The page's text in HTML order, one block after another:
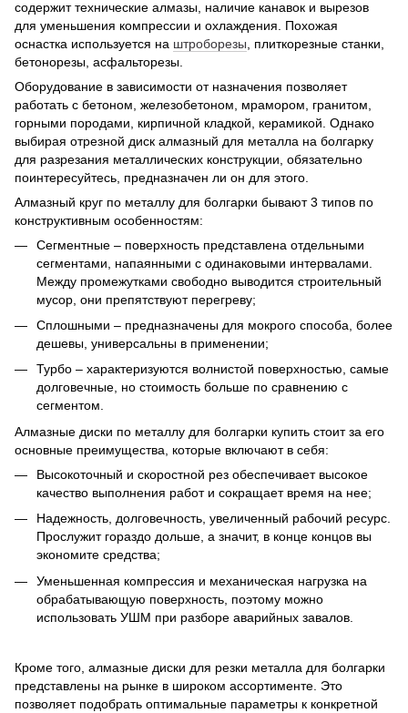
содержит технические алмазы, наличие канавок и вырезов
для уменьшения компрессии и охлаждения. Похожая
оснастка используется на штроборезы , плиткорезные станки,
бетонорезы, асфальторезы.
Оборудование в зависимости от назначения позволяет
работать с бетоном, железобетоном, мрамором, гранитом,
горными породами, кирпичной кладкой, керамикой. Однако
выбирая отрезной диск алмазный для металла на болгарку
для разрезания металлических конструкции, обязательно
поинтересуйтесь, предназначен ли он для этого.
Алмазный круг по металлу для болгарки бывают 3 типов по
конструктивным особенностям:
Сегментные – поверхность представлена отдельными
сегментами, напаянными с одинаковыми интервалами.
Между промежутками свободно выводится строительный
мусор, они препятствуют перегреву;
Сплошными – предназначены для мокрого способа, более
дешевы, универсальны в применении;
Турбо – характеризуются волнистой поверхностью, самые
долговечные, но стоимость больше по сравнению с
сегментом.
Алмазные диски по металлу для болгарки купить стоит за его
основные преимущества, которые включают в себя:
Высокоточный и скоростной рез обеспечивает высокое
качество выполнения работ и сокращает время на нее;
Надежность, долговечность, увеличенный рабочий ресурс.
Прослужит гораздо дольше, а значит, в конце концов вы
экономите средства;
Уменьшенная компрессия и механическая нагрузка на
обрабатывающую поверхность, поэтому можно
использовать УШМ при разборе аварийных завалов.
Кроме того, алмазные диски для резки металла для болгарки
представлены на рынке в широком ассортименте. Это
позволяет подобрать оптимальные параметры к конкретной